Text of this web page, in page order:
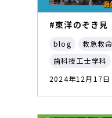
#東洋のぞき見
blog 救急救
歯科技工士学科
2024年12月17日